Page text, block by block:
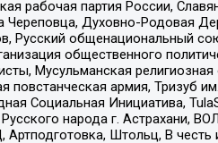
рабочая партия России,
Духовно-Родовая
Русский общенациональный
общественного
Мусульманская
армия, Тризуб
Социальная Инициатива,
народа г. Астрахани,
Артподготовка, Штольц, В